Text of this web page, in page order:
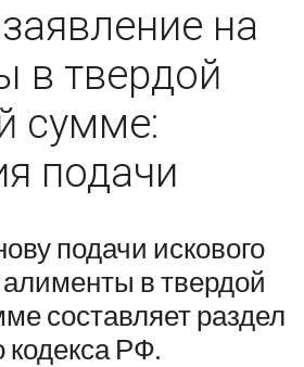
на
в твердой
сумме:
подачи
подачи искового
в твердой
составляет раздел
кодекса РФ.